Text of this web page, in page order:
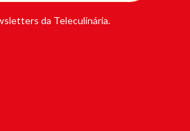
da Teleculinária.